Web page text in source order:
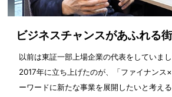
ビジネスチャンスがあふれる街
以前は東証一部上場企業の代表をしていま
2017年に立ち上げたのが、「ファイナンス
ーワードに新たな事業を展開したいと考え